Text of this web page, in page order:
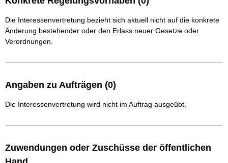
Die Interessenvertretung bezieht sich aktuell nicht auf die konkrete
Änderung bestehender oder den Erlass neuer Gesetze oder
Verordnungen.
Angaben zu Aufträgen (0)
Die Interessenvertretung wird nicht im Auftrag ausgeübt.
Zuwendungen oder Zuschüsse der öffentlichen